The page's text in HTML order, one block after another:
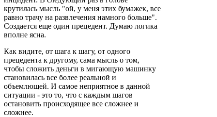
крутилась мысль "ой, у меня этих бумажек, все
равно трачу на развлечения намного больше".
Создается еще один прецедент. Думаю логика
вполне ясна.
Как видите, от шага к шагу, от одного
прецедента к другому, сама мысль о том,
чтобы сложить деньги в мигающую машинку
становилась все более реальной и
объемлющей. И самое неприятное в данной
ситуации - это то, что с каждым шагов
остановить происходящее все сложнее и
сложнее.